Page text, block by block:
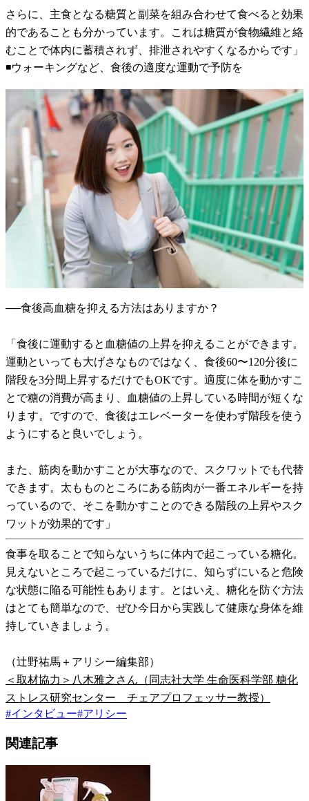
さらに、主食となる糖質と副菜を組み合わせて食べると効果
的であることも分かっています。これは糖質が食物繊維と絡
むことで体内に蓄積されず、排泄されやすくなるからです」
◾️ウォーキングなど、食後の適度な運動で予防を
──食後高血糖を抑える方法はありますか？
「食後に運動すると血糖値の上昇を抑えることができます。
運動といっても大げさなものではなく、食後60〜120分後に
階段を3分間上昇するだけでもOKです。適度に体を動かすこ
とで糖の消費が高まり、血糖値の上昇している時間が短くな
ります。ですので、食後はエレベーターを使わず階段を使う
ようにすると良いでしょう。
また、筋肉を動かすことが大事なので、スクワットでも代替
できます。太もものところにある筋肉が一番エネルギーを持
っているので、そこを動かすことのできる階段の上昇やスク
ワットが効果的です」
食事を取ることで知らないうちに体内で起こっている糖化。
見えないところで起こっているだけに、知らずにいると危険
な状態に陥る可能性もあります。とはいえ、糖化を防ぐ方法
はとても簡単なので、ぜひ今日から実践して健康な身体を維
持していきましょう。
（辻野祐馬＋アリシー編集部）
＜取材協力＞八木雅之さん（同志社大学 生命医科学部 糖化
ストレス研究センター チェアプロフェッサー教授）
#インタビュー#アリシー
関連記事